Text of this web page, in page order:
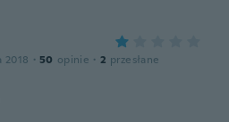
2018 · 50 opinie · 2 przesłane